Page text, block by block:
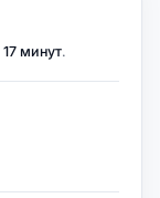
17 минут.